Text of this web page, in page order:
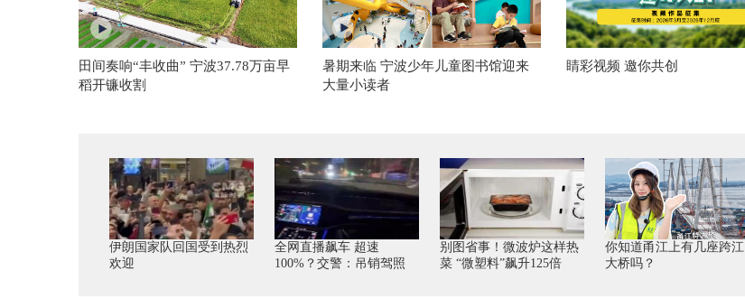
田间奏响“丰收曲” 宁波37.78万亩早
稻开镰收割
暑期来临 宁波少年儿童图书馆迎来
大量小读者
睛彩视频 邀你共创
伊朗国家队回国受到热烈
欢迎
全网直播飙车 超速
100%？交警：吊销驾照
别图省事！微波炉这样热
菜 “微塑料”飙升125倍
你知道甬江上有几座跨江
大桥吗？